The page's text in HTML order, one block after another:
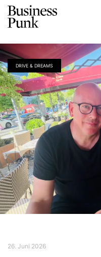
DRIVE & DREAMS
26. Juni 2026